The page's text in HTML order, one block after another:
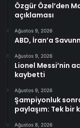
Özgür Özel’den
açıklaması
Ağustos 9, 2026
ABD, İran’a
Ağustos 9, 2026
Lionel Messi’nin
kaybetti
Ağustos 9, 2026
Şampiyonluk
paylaşım: Tek bir
Ağustos 8, 2026